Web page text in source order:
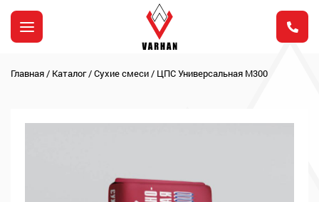
Главная/ Каталог/Сухие смеси/ ЦПС Универсальная М300